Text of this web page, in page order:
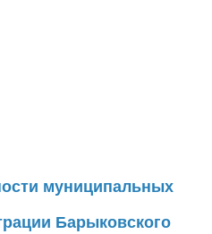
муниципальных
Барыковского